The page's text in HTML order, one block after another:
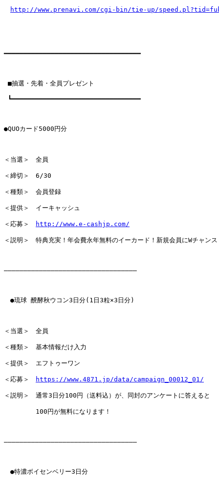
http://www.prenavi.com/cgi-bin/tie-up/
━━━━━━━━━━━━━━━━━━━━━━━━━━━━━━━━━━━
■抽選・先着・全員プレゼント
┗━━━━━━━━━━━━━━━━━━━━━━━━━━━━━━━━━
●QUOカード5000円分
＜当選＞　全員
＜締切＞　6/30
＜種類＞　会員登録
＜提供＞　イーキャッシュ
＜応募＞ http://www.e-cashjp.com/
＜説明＞　特典充実！年会費永年無料のイーカード！新規会員にWチャンス
――――――――――――――――――――――――――――――――――
●琉球 醗酵秋ウコン3日分(1日3粒×3日分)
＜当選＞　全員
＜種類＞　基本情報だけ入力
＜提供＞　エフトゥーワン
＜応募＞ https://www.4871.jp/data/campaign_00012_01/
＜説明＞　通常3日分100円（送料込）が、同封のアンケートに答えると
100円が無料になります！
――――――――――――――――――――――――――――――――――
●特濃ボイセンベリー3日分